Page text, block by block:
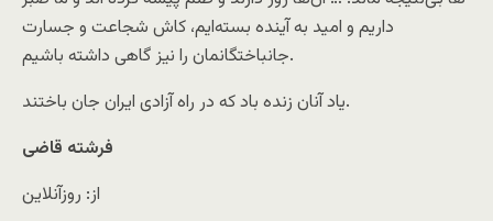
داریم و امید به آینده بسته‌ایم، کاش شجاعت و جسارت
جانباختگانمان را نیز گاهی داشته باشیم.
یاد آنان زنده باد که در راه آزادی ایران جان باختند.
فرشته قاضی
از: روزآنلاین